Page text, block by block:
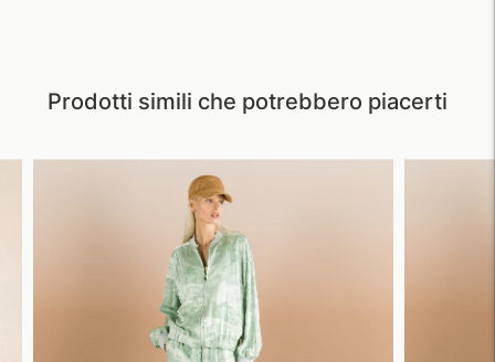
Prodotti simili che potrebbero piacerti